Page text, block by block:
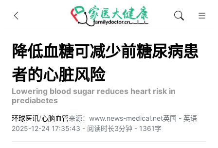
降低血糖可减少前糖尿病患
者的心脏风险
Lowering blood sugar reduces heart risk in
prediabetes
环球医讯/心脑血管来源：www.news-medical.net英国 - 英语
2025-12-24 17:35:43 - 阅读时长3分钟 - 1361字